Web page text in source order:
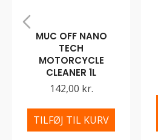
MUC OFF NANO
TECH
MOTORCYCLE
CLEANER 1L
142,00 kr.
TILFØJ TIL KURV